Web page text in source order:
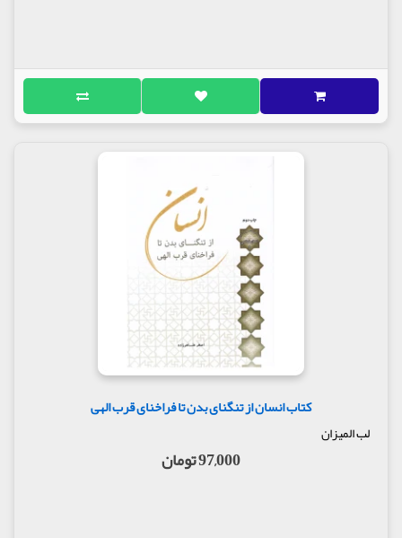
کتاب انسان از تنگنای بدن تا فراخنای قرب الهی
لب المیزان
97,000 تومان